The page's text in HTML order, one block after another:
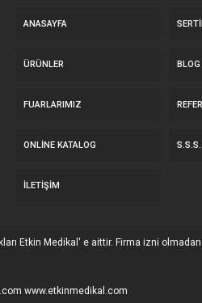
ANASAYFA
ÜRÜNLER BLOG
FUARLARIMIZ
ONLINE KATALOG S.S.S.
İLETIŞIM
Etkin Medikal' e aittir. Firma izni
www.etkinmedikal.com